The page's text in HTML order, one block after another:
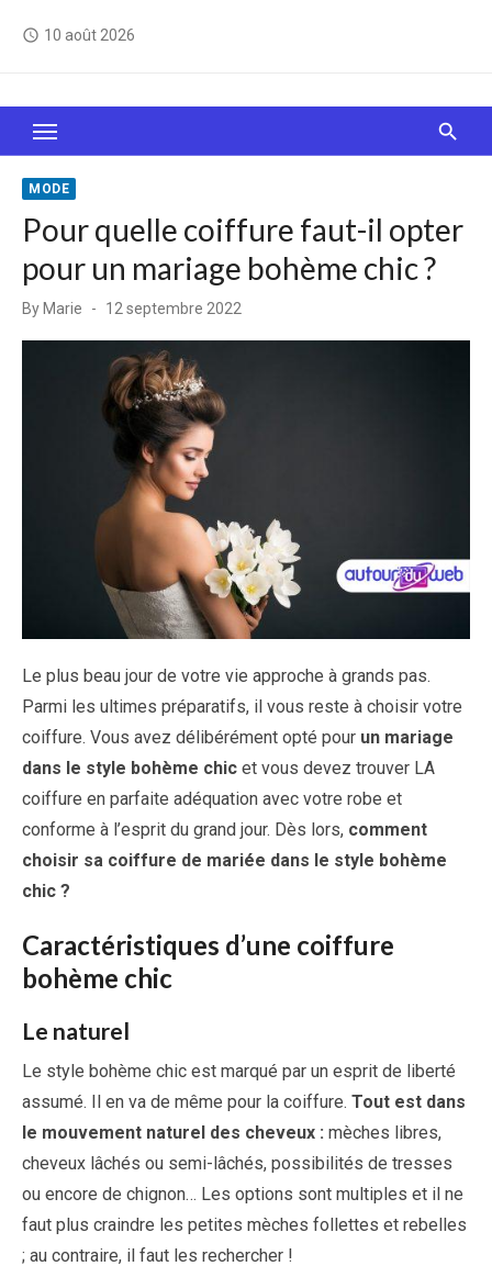
access_time 10 août 2026
Le Web, c'est comme une boîte de chocolats… On
sait jamais sur quoi on va tomber !
MODE
Pour quelle coiffure faut-il opter
pour un mariage bohème chic ?
By Marie
Posted
12 septembre 2022
Le plus beau jour de votre vie approche à grands pas.
Parmi les ultimes préparatifs, il vous reste à choisir votre
coiffure. Vous avez délibérément opté pour un mariage
dans le style bohème chic et vous devez trouver LA
coiffure en parfaite adéquation avec votre robe et
conforme à l’esprit du grand jour. Dès lors, comment
choisir sa coiffure de mariée dans le style bohème
chic ?
Caractéristiques d’une coiffure
bohème chic
Le naturel
Le style bohème chic est marqué par un esprit de liberté
assumé. Il en va de même pour la coiffure. Tout est dans
le mouvement naturel des cheveux : mèches libres,
cheveux lâchés ou semi-lâchés, possibilités de tresses
ou encore de chignon… Les options sont multiples et il ne
faut plus craindre les petites mèches follettes et rebelles
; au contraire, il faut les rechercher !